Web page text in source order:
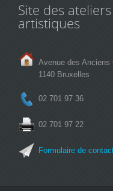
Site des
artistiques
Avenue des Anciens
1140 Bruxelles
02 701 97 36
02 701 97 22
Formulaire de